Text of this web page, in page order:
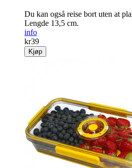
Du kan også reise bort uten at
Lengde 13,5 cm.
info
kr39
Kjøp